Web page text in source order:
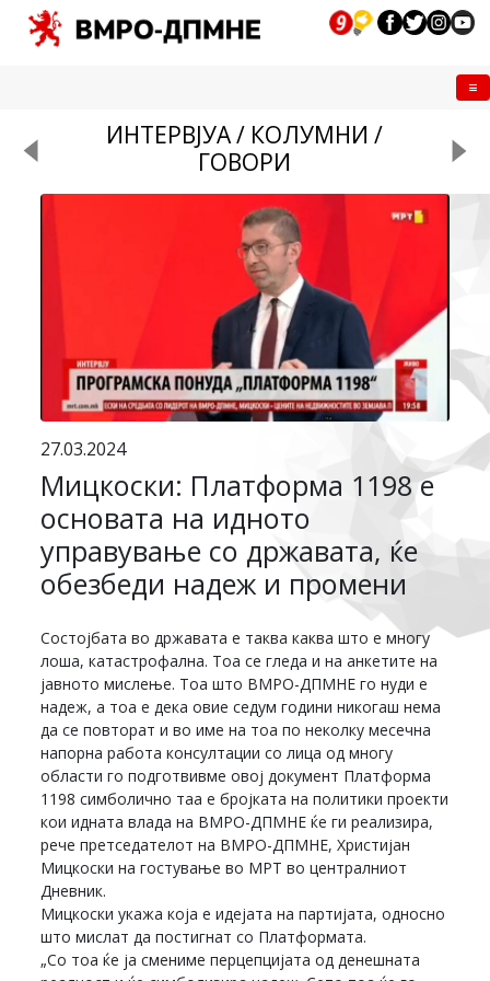
ИНТЕРВЈУА / КОЛУМНИ /
ГОВОРИ
27.03.2024
Мицкоски: Платформа 1198 е
основата на идното
управување со државата, ќе
обезбеди надеж и промени
Состојбата во државата е таква каква што е многу
лоша, катастрофална. Тоа се гледа и на анкетите на
јавното мислење. Тоа што ВМРО-ДПМНЕ го нуди е
надеж, а тоа е дека овие седум години никогаш нема
да се повторат и во име на тоа по неколку месечна
напорна работа консултации со лица од многу
области го подготвивме овој документ Платформа
1198 симболично таа е бројката на политики проекти
кои идната влада на ВМРО-ДПМНЕ ќе ги реализира,
рече претседателот на ВМРО-ДПМНЕ, Христијан
Мицкоски на гостување во МРТ во централниот
Дневник.
Мицкоски укажа која е идејата на партијата, односно
што мислат да постигнат со Платформата.
„Со тоа ќе ја смениме перцепцијата од денешната